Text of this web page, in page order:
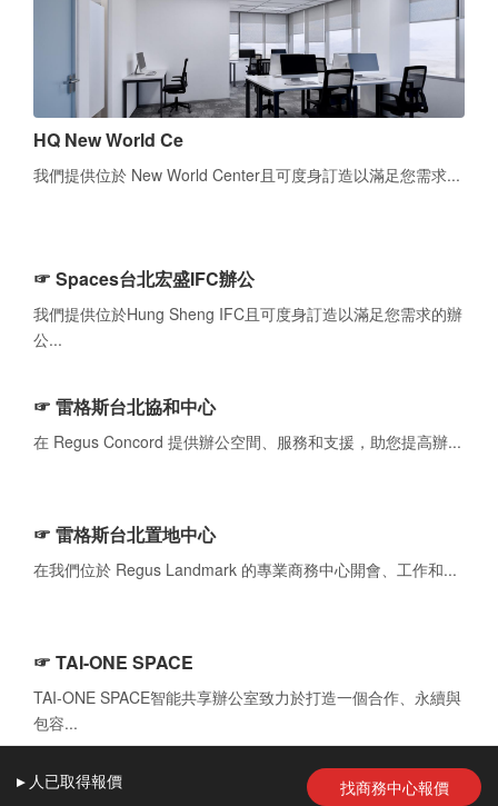
HQ New World Ce
我們提供位於 New World Center且可度身訂造以滿足您需求...
☞ Spaces台北宏盛IFC辦公
我們提供位於Hung Sheng IFC且可度身訂造以滿足您需求的辦
公...
☞ 雷格斯台北協和中心
在 Regus Concord 提供辦公空間、服務和支援，助您提高辦...
☞ 雷格斯台北置地中心
在我們位於 Regus Landmark 的專業商務中心開會、工作和...
☞ TAI-ONE SPACE
TAI-ONE SPACE智能共享辦公室致力於打造一個合作、永續與
包容...
▸ 人已取得報價 找商務中心報價